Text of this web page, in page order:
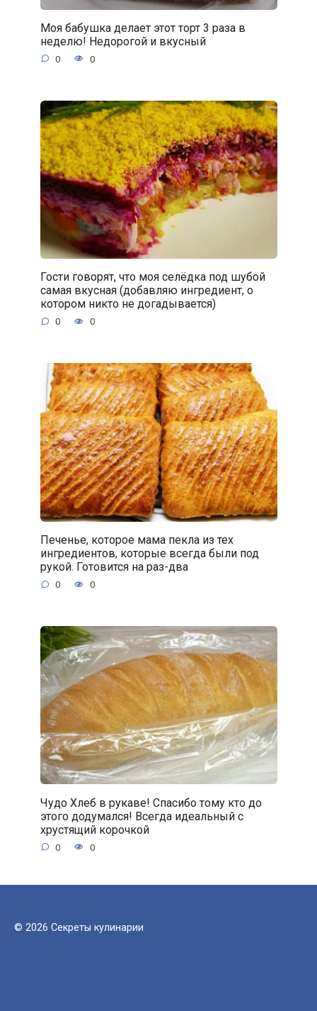
Моя бабушка делает этот торт 3 раза в
неделю! Недорогой и вкусный
0 0
Гости говорят, что моя селёдка под шубой
самая вкусная (добавляю ингредиент, о
котором никто не догадывается)
0 0
Печенье, которое мама пекла из тех
ингредиентов, которые всегда были под
рукой. Готовится на раз-два
0 0
Чудо Хлеб в рукаве! Спасибо тому кто до
этого додумался! Всегда идеальный с
хрустящий корочкой
0 0
© 2026 Секреты кулинарии